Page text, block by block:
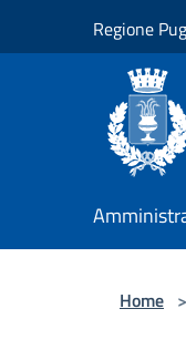
Regione
Home >